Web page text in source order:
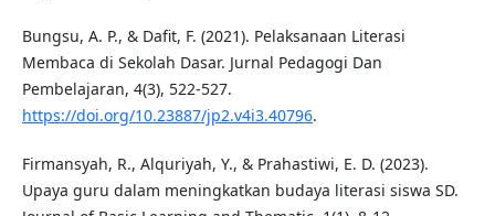
Bungsu, A. P., & Dafit, F. (2021). Pelaksanaan Literasi
Membaca di Sekolah Dasar. Jurnal Pedagogi Dan
Pembelajaran, 4(3), 522-527.
https://doi.org/10.23887/jp2.v4i3.40796.
Firmansyah, R., Alquriyah, Y., & Prahastiwi, E. D. (2023).
Upaya guru dalam meningkatkan budaya literasi siswa SD.